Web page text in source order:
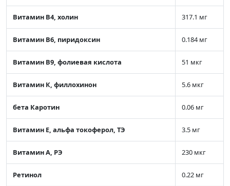
Витамин В4, холин 317.1 мг
Витамин В6, пиридоксин 0.184 мг
Витамин В9, фолиевая кислота 51 мкг
Витамин К, филлохинон 5.6 мкг
бета Каротин 0.06 мг
Витамин Е, альфа токоферол, ТЭ 3.5 мг
Витамин А, РЭ 230 мкг
Ретинол 0.22 мг